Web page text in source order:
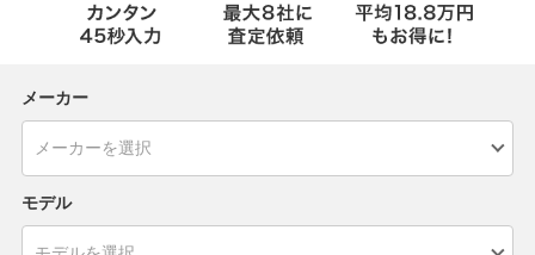
メーカー
モデル